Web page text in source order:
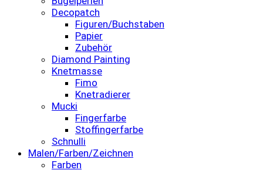
Decopatch
Figuren/Buchstaben
Papier
Zubehör
Diamond Painting
Knetmasse
Fimo
Knetradierer
Mucki
Fingerfarbe
Stoffingerfarbe
Schnulli
Malen/Farben/Zeichnen
Farben